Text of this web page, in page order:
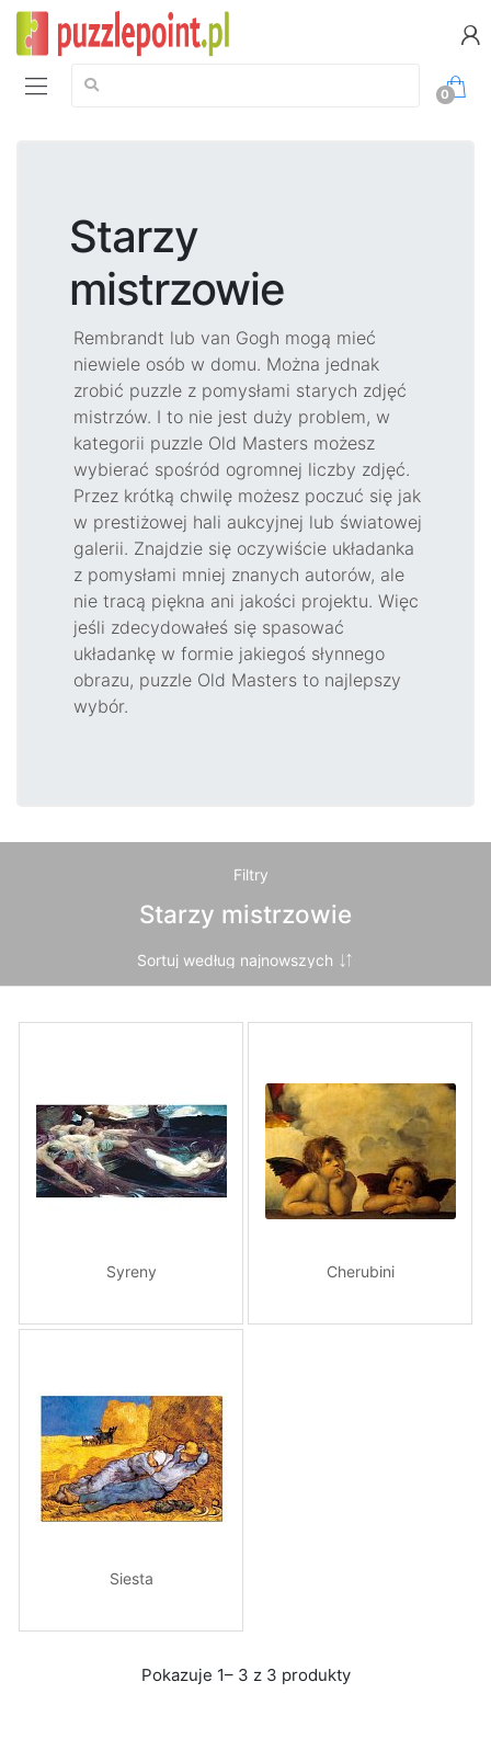
Szukaj:
0
Starzy
mistrzowie
Rembrandt lub van Gogh mogą mieć
niewiele osób w domu. Można jednak
zrobić puzzle z pomysłami starych zdjęć
mistrzów. I to nie jest duży problem, w
kategorii puzzle Old Masters możesz
wybierać spośród ogromnej liczby zdjęć.
Przez krótką chwilę możesz poczuć się jak
w prestiżowej hali aukcyjnej lub światowej
galerii. Znajdzie się oczywiście układanka
z pomysłami mniej znanych autorów, ale
nie tracą piękna ani jakości projektu. Więc
jeśli zdecydowałeś się spasować
układankę w formie jakiegoś słynnego
obrazu, puzzle Old Masters to najlepszy
wybór.
Filtry
Starzy mistrzowie
Syreny Cherubini
Siesta
Pokazuje 1– 3 z 3 produkty